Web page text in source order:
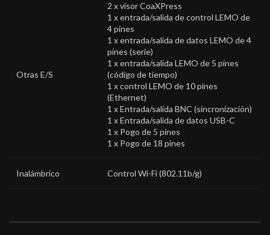
Otras E/S
2 xvisor CoaXPress
1 xentrada/salida de control LEMO de
4 pines
1 xentrada/salida de datos LEMO de 4
pines (serie)
1 xentrada/salida LEMO de 5 pines
(código de tiempo)
1 xcontrol LEMO de 10 pines
(Ethernet)
1 xEntrada/salida BNC (sincronización)
1 xEntrada/salida de datos USB-C
1 x Pogo de 5 pines
1 x Pogo de 18 pines
Inalámbrico Control Wi-Fi (802.11b/g)